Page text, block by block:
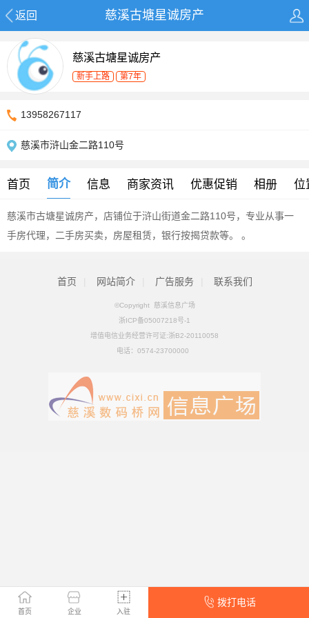
返回 慈溪古塘星诚房产
首页 企业 入驻
拨打电话
慈溪古塘星诚房产
新手上路 第7年
13958267117
慈溪市浒山金二路110号
首页 简介 信息 商家资讯 优惠促销 相册 位
慈溪市古塘星诚房产，店铺位于浒山街道金二路110号，专业从事一
手房代理，二手房买卖，房屋租赁，银行按揭贷款等。 。
首页 网站简介 广告服务 联系我们
©Copyright 慈溪信息广场
浙ICP备05007218号-1
增值电信业务经营许可证:浙B2-20110058
电话： 0574-23700000